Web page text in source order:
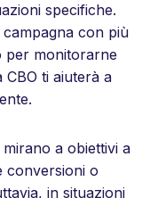
specifiche.
con più
per monitorarne
ti aiuterà a
a obiettivi a
conversioni o
in situazioni